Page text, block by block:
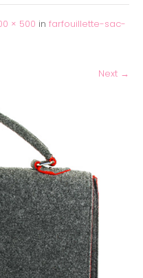
× 500 in farfouillette-sac-
Next →